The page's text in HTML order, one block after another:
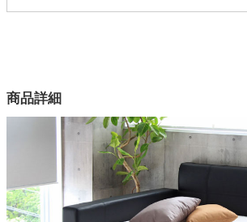
4色
ファブリック（ポリエステル100%）、ブラ
詰物
ウレタンフォーム
商品詳細